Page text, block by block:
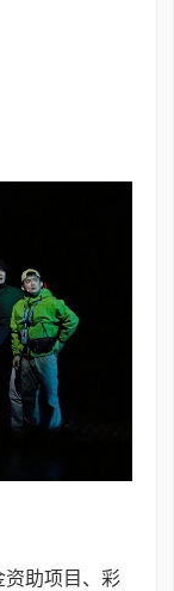
资助项目、彩